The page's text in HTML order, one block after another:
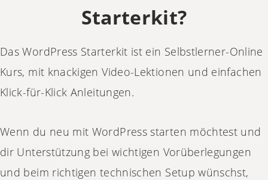
Starterkit?
Das WordPress Starterkit ist ein Selbstlerner-Online
Kurs, mit knackigen Video-Lektionen und einfachen
Klick-für-Klick Anleitungen.
Wenn du neu mit WordPress starten möchtest und
dir Unterstützung bei wichtigen Vorüberlegungen
und beim richtigen technischen Setup wünschst,